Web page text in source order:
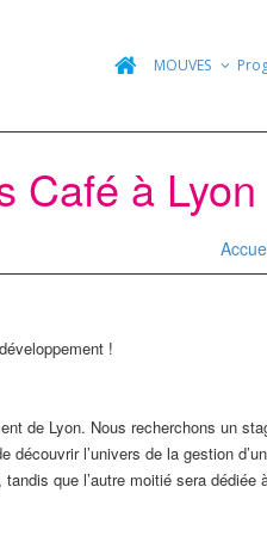
MOUVES
Café à Lyon
!
de Lyon. Nous recherchons un
l’univers de la gestion
que l’autre moitié sera